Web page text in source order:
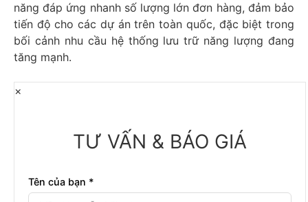
năng đáp ứng nhanh số lượng lớn đơn hàng, đảm bảo
tiến độ cho các dự án trên toàn quốc, đặc biệt trong
bối cảnh nhu cầu hệ thống lưu trữ năng lượng đang
tăng mạnh.
×
TƯ VẤN & BÁO GIÁ
Tên của bạn *